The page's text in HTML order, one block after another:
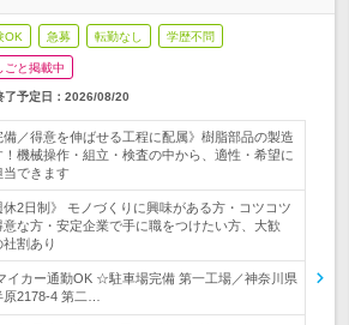
OK 急募 転勤なし 学歴不問
ごと掲載中
了予定日： 2026/08/20
備／得意を伸ばせる工程に配属》樹脂部品の製造
！機械操作・組立・検査の中から、適性・希望に
当できます
休2日制》 モノづくりに興味がある方・コツコツ
な方・安定企業で手に職をつけたい方、大歓
割あり
カー通勤OK ☆駐車場完備 第一工場／神奈川県
2178-4 第二…